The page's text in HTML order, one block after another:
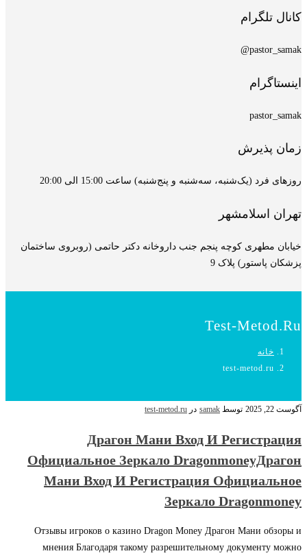
کانال تلگرام
pastor_samak@
اینستاگرام
pastor_samak
زمان پذیرش
روزهای فرد (یک‌شنبه، سه‌شنبه و پنج‌شنبه) ساعت 15:00 الی 20:00
تهران اسلامشهر
خیابان مطهری کوچه پنجم جنب داروخانه دکتر حاتمی (روبروی ساختمان
پزشکان پاستور) پلاک 9
Test-Metod.ru
خانه
test-metod.ru
آگوست 22, 2025 توسط samak در test-metod.ru
Драгон Мани Вход И Регистрация
Официальное Зеркало DragonmoneyДрагон
Мани Вход И Регистрация Официальное
Зеркало Dragonmoney
Отзывы игроков о казино Dragon Money Драгон Мани обзоры и
мнения Благодаря такому разрешительному документу можно